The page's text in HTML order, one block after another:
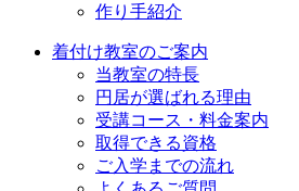
作り手紹介
着付け教室のご案内
当教室の特長
円居が選ばれる理由
受講コース・料金案内
取得できる資格
ご入学までの流れ